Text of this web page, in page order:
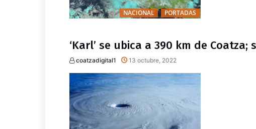
NACIONAL PORTADAS
‘Karl’ se ubica a 390 km de
coatzadigital1 13 octubre, 2022